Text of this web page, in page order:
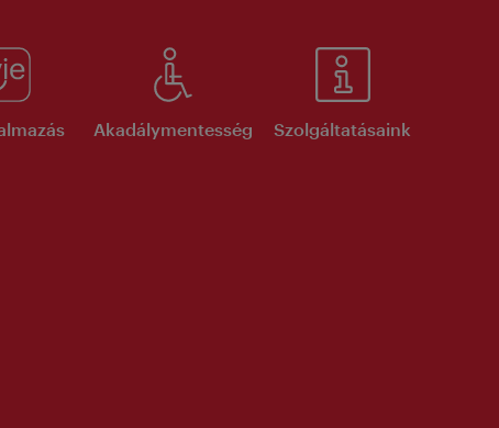
Akadálymentesség Szolgáltatásaink